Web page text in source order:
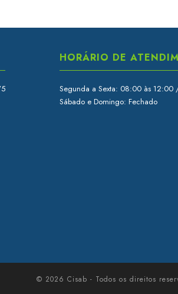
HORÁRIO DE
Segunda a Sexta: 08:00 às 12:00
Sábado e Domingo: Fechado
© 2026 Cisab - Todos os direitos